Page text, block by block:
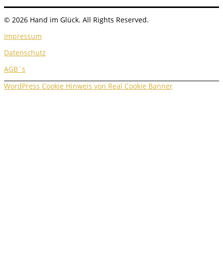
© 2026 Hand im Glück. All Rights Reserved.
Impressum
Datenschutz
AGB´s
WordPress Cookie Hinweis von Real Cookie Banner